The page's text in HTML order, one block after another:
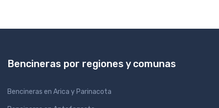
Bencineras por regiones y comunas
Bencineras en Arica y Parinacota